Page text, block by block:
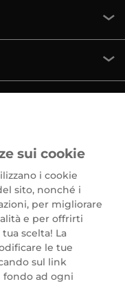
sui cookie
i cookie
sito, nonché i
per migliorare
e per offrirti
scelta! La
le tue
sul link
fondo ad ogni